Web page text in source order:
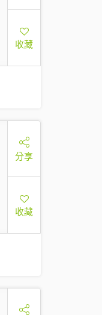
收藏
分享
收藏